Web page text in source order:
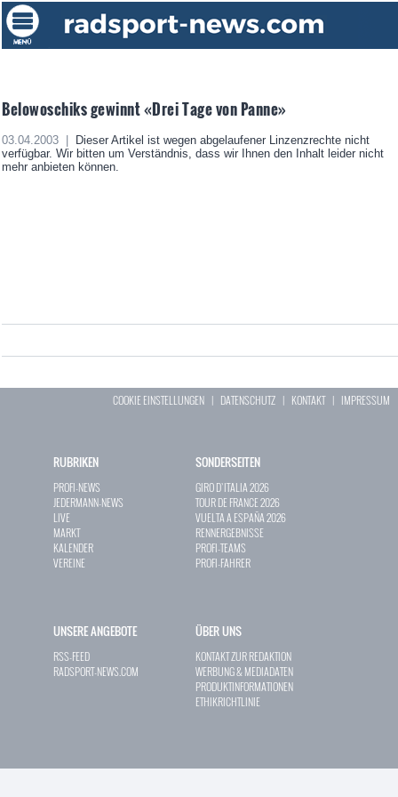
Belowoschiks gewinnt «Drei Tage von Panne»
03.04.2003 |
Dieser Artikel ist wegen abgelaufener Linzenzrechte nicht
verfügbar. Wir bitten um Verständnis, dass wir Ihnen den Inhalt leider nicht
mehr anbieten können.
COOKIE EINSTELLUNGEN | DATENSCHUTZ | KONTAKT| IMPRESSUM
RUBRIKEN
PROFI-NEWS
JEDERMANN-NEWS
LIVE
MARKT
KALENDER
VEREINE
SONDERSEITEN
GIRO D`ITALIA 2026
TOUR DE FRANCE 2026
VUELTA A ESPAÑA 2026
RENNERGEBNISSE
PROFI-TEAMS
PROFI-FAHRER
UNSERE ANGEBOTE
RSS-FEED
RADSPORT-NEWS.COM
ÜBER UNS
KONTAKT ZUR REDAKTION
WERBUNG & MEDIADATEN
PRODUKTINFORMATIONEN
ETHIKRICHTLINIE